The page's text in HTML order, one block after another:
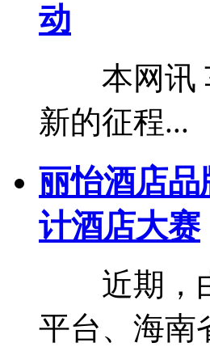
动
本网讯 车
新的征程...
丽怡酒店品
计酒店大赛
近期，由
平台、海南